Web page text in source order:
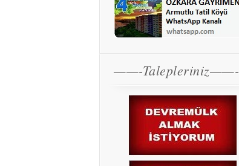
——-Talepleriniz——-